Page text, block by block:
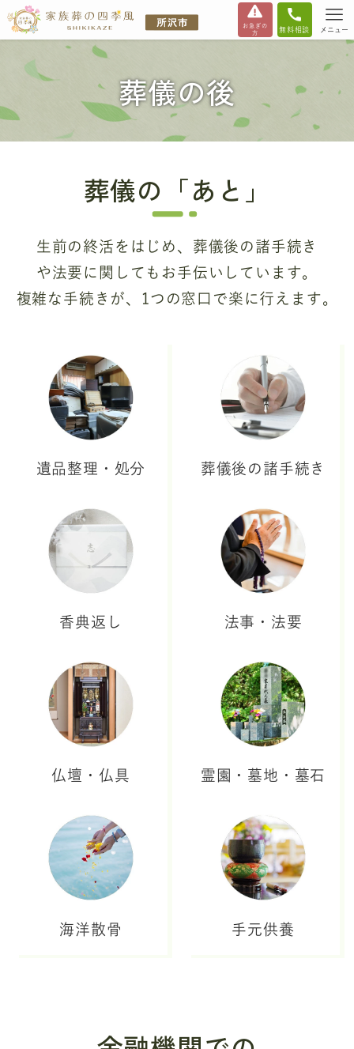
お急ぎの
方
無料相談 メニュー
葬儀の後
葬儀の「あと」
生前の終活をはじめ、葬儀後の諸手続き
や法要に関してもお手伝いしています。
複雑な手続きが、1つの窓口で楽に行えます。
遺品整理・処分 葬儀後の諸手続き
香典返し 法事・法要
仏壇・仏具 霊園・墓地・墓石
海洋散骨 手元供養